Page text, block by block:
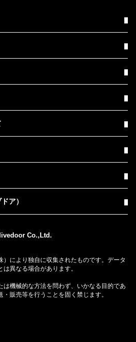
ア）
Co.,Ltd.
）により独自に収集されたものです。データ
は異なる場合があります。
は機械的な方法を問わず、いかなる目的であ
販売等を行うことを固く禁じます。